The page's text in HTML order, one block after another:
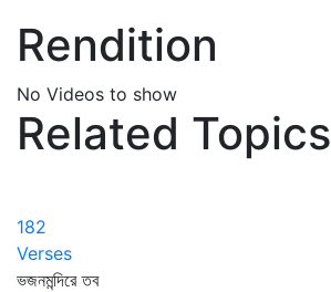
Rendition
No Videos to show
Related Topics
182
Verses
ভজনমন্দিরে তব